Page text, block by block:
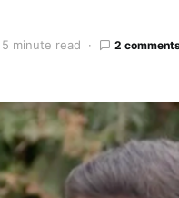
5 minute read 2